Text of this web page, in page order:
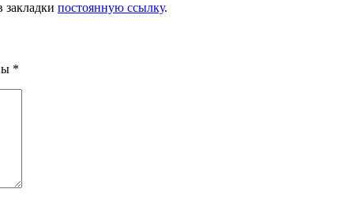
закладки постоянную ссылку.
*